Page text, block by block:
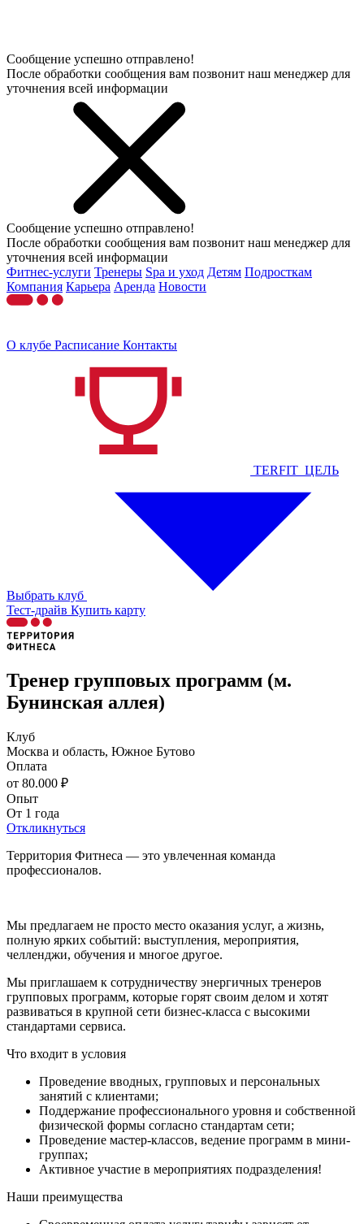
Сообщение успешно отправлено!
После обработки сообщения вам позвонит наш менеджер для
уточнения всей информации
Сообщение успешно отправлено!
После обработки сообщения вам позвонит наш менеджер для
уточнения всей информации
Фитнес-услуги Тренеры Spa и уход Детям Подросткам
Компания Карьера Аренда Новости
О клубе Расписание Контакты
TERFIT_ЦЕЛЬ
Выбрать клуб
Тест-драйв Купить карту
Тренер групповых программ (м.
Бунинская аллея)
Клуб
Москва и область, Южное Бутово
Оплата
от 80.000 ₽
Опыт
От 1 года
Откликнуться
Территория Фитнеса — это увлеченная команда
профессионалов.
Мы предлагаем не просто место оказания услуг, а жизнь,
полную ярких событий: выступления, мероприятия,
челленджи, обучения и многое другое.
Мы приглашаем к сотрудничеству энергичных тренеров
групповых программ, которые горят своим делом и хотят
развиваться в крупной сети бизнес-класса с высокими
стандартами сервиса.
Что входит в условия
Проведение вводных, групповых и персональных
занятий с клиентами;
Поддержание профессионального уровня и собственной
физической формы согласно стандартам сети;
Проведение мастер-классов, ведение программ в мини-
группах;
Активное участие в мероприятиях подразделения!
Наши преимущества